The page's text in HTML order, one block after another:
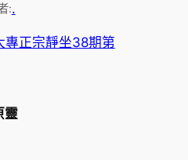
:.
專正宗靜坐38期第
靈